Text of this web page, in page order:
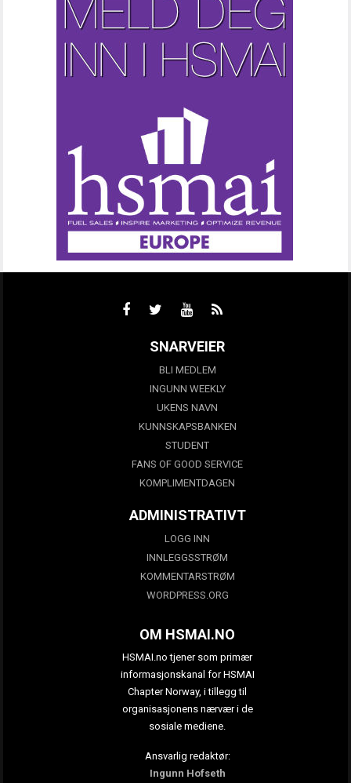
SNARVEIER
BLI MEDLEM
INGUNN WEEKLY
UKENS NAVN
KUNNSKAPSBANKEN
STUDENT
FANS OF GOOD SERVICE
KOMPLIMENTDAGEN
ADMINISTRATIVT
LOGG INN
INNLEGGSSTRØM
KOMMENTARSTRØM
WORDPRESS.ORG
OM HSMAI.NO
HSMAI.no tjener som primær
informasjonskanal for HSMAI
Chapter Norway, i tillegg til
organisasjonens nærvær i de
sosiale mediene.
Ansvarlig redaktør:
Ingunn Hofseth